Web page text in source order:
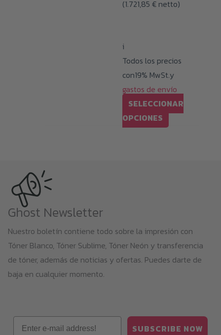
precios:
2.129,00 €
(1.721,85 € netto)
i
Todos los precios
con19% MwSt.y
gastos de envío
SELECCIONAR
OPCIONES Este
pueden
elegir
en
producto
Ghost Newsletter
Nuestro boletín contiene todo sobre la impresión con
Tóner Blanco, Tóner Sublime, Tóner Neón y transferencia
de tóner, además de noticias y ofertas. Puedes darte de
baja en cualquier momento.
Email
SUBSCRIBE NOW